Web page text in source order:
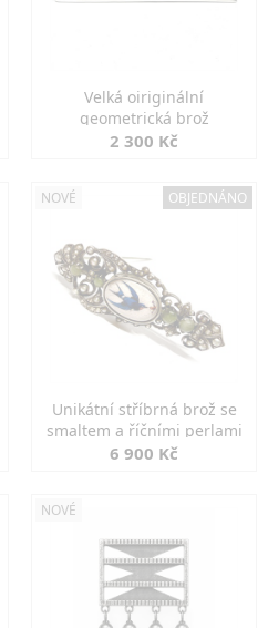
Velká oiriginální
geometrická brož
2 300 Kč
NOVÉ OBJEDNÁNO
Unikátní stříbrná brož se
smaltem a říčními perlami
6 900 Kč
NOVÉ